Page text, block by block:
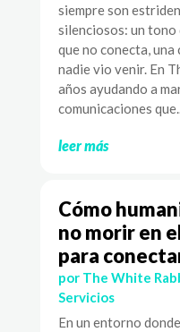
siempre son
silenciosos: un tono
que no conecta,
nadie vio venir. En
años ayudando a
comunicaciones
leer más
Cómo
no morir en
para
por The White
Servicios
En un entorno